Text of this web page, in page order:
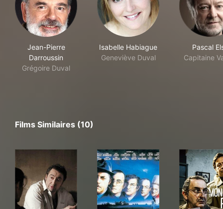
Jean-Pierre
Darroussin
Grégoire Duval
Isabelle Habiague
Geneviève Duval
Pascal
Capitaine
Films Similaires (10)